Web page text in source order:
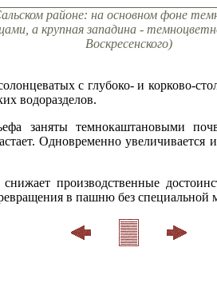
районе: на основном фоне
а крупная западина -
Воскресенского)
с глубоко- и корково-
водоразделов.
заняты темнокаштановыми
Одновременно увеличивает­ся
производственные
в пашню без специальной